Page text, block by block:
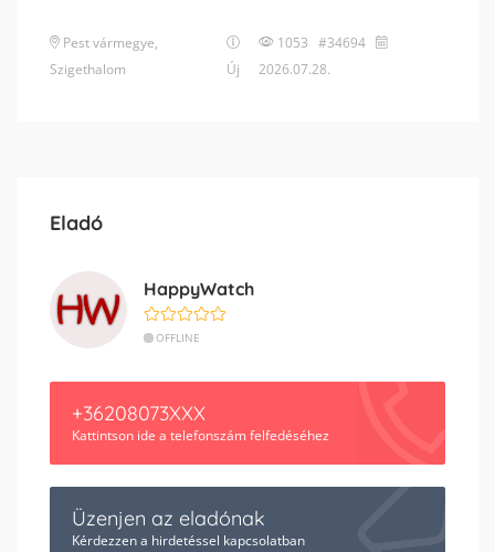
Pest vármegye,
Szigethalom
Új
1053 #34694
2026.07.28.
Eladó
HappyWatch
OFFLINE
+36208073XXX
Kattintson ide a telefonszám felfedéséhez
Üzenjen az eladónak
Kérdezzen a hirdetéssel kapcsolatban